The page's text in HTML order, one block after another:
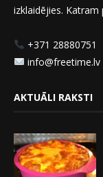
izklaidējies.
+371 28880751
info@freetime.lv
AKTUĀLI RAKSTI